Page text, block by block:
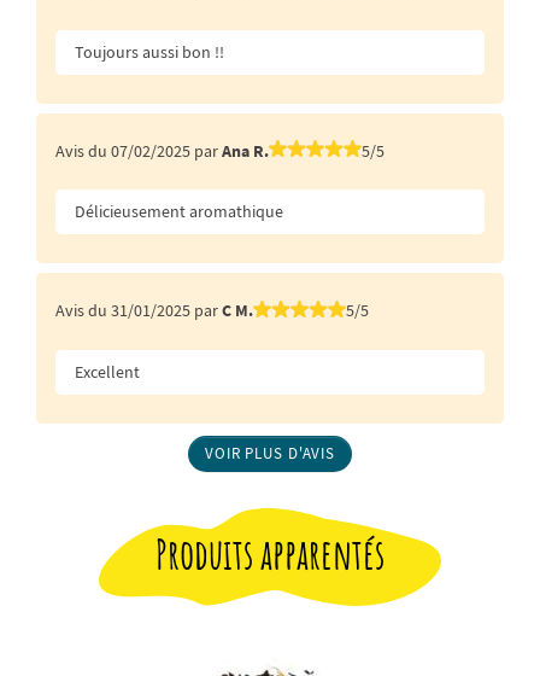
Toujours aussi bon !!
Avis du 07/02/2025 parAna R. 5/5
Délicieusement aromathique
Avis du 31/01/2025 parC M. 5/5
Excellent
VOIR PLUS D'AVIS
Produits apparentés